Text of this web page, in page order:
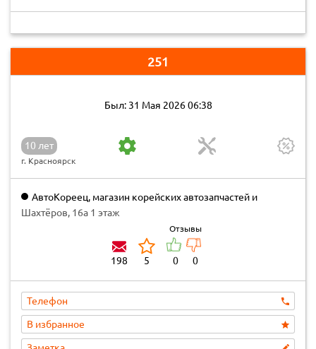
251
Был: 31 Мая 2026 06:38
10 лет
г. Красноярск
АвтоКореец, магазин корейских автозапчастей и
аксессуаров
Шахтёров, 16а 1 этаж
198 5
Отзывы
0 0
Телефон
В избранное